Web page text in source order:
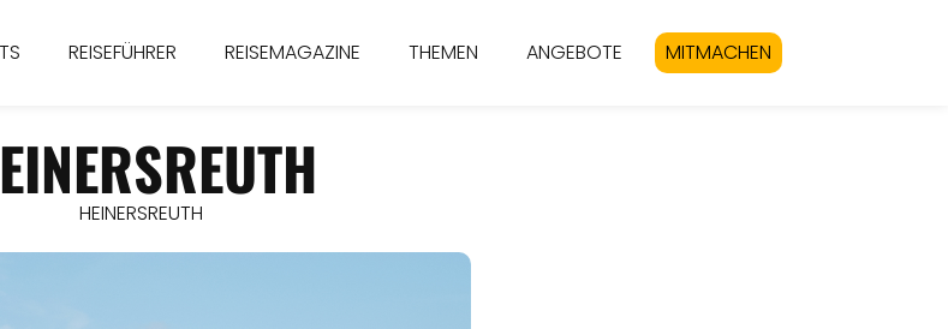
REISEFÜHRER REISEMAGAZINE THEMEN ANGEBOTE MITMACHEN
HEINERSREUTH